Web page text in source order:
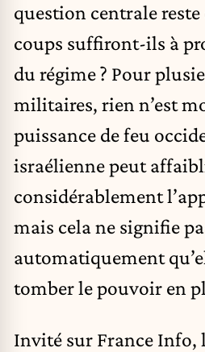
question centrale reste
coups suffiront-ils à
du régime ? Pour
militaires, rien n’est
puissance de feu
israélienne peut
considérablement
mais cela ne signifie
automatiquement
tomber le pouvoir en
Invité sur France Info,